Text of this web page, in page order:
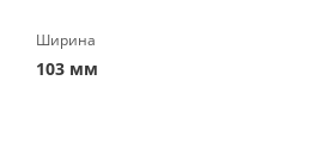
Ширина
103 мм